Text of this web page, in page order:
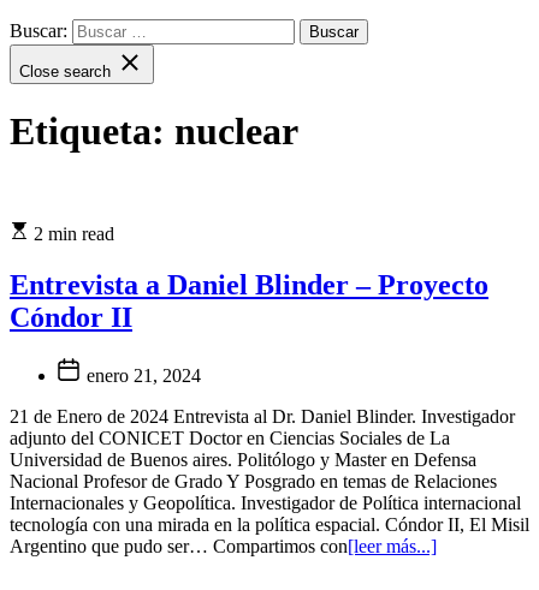
Buscar:
Close search
Etiqueta: nuclear
2 min read
Entrevista a Daniel Blinder – Proyecto
Cóndor II
enero 21, 2024
21 de Enero de 2024 Entrevista al Dr. Daniel Blinder. Investigador
adjunto del CONICET Doctor en Ciencias Sociales de La
Universidad de Buenos aires. Politólogo y Master en Defensa
Nacional Profesor de Grado Y Posgrado en temas de Relaciones
Internacionales y Geopolítica. Investigador de Política internacional
tecnología con una mirada en la política espacial. Cóndor II, El Misil
Argentino que pudo ser… Compartimos con[leer más...]